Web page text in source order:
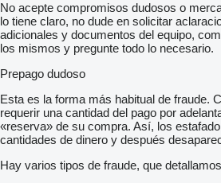
No acepte compromisos dudosos o
lo tiene claro, no dude en solicitar
adicionales y documentos del equipo,
los mismos y pregunte todo lo necesario.
Prepago dudoso
Esta es la forma más habitual de fraude.
requerir una cantidad del pago por
«reserva» de su compra. Así, los
cantidades de dinero y después
Hay varios tipos de fraude, que